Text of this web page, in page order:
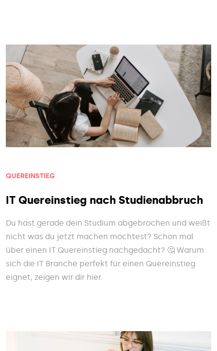
QUEREINSTIEG
IT Quereinstieg nach Studienabbruch
Du hast gerade dein Studium abgebrochen und weißt
nicht was du jetzt machen möchtest? Schon mal
über einen IT Quereinstieg nachgedacht? 🤔 Warum
sich die IT Branche perfekt für einen Quereinstieg
eignet, zeigen wir dir hier.